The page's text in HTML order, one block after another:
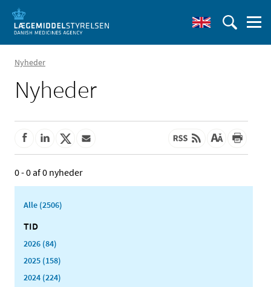
Nyheder
Nyheder
0 - 0 af 0 nyheder
Alle (2506)
TID
2026 (84)
2025 (158)
2024 (224)